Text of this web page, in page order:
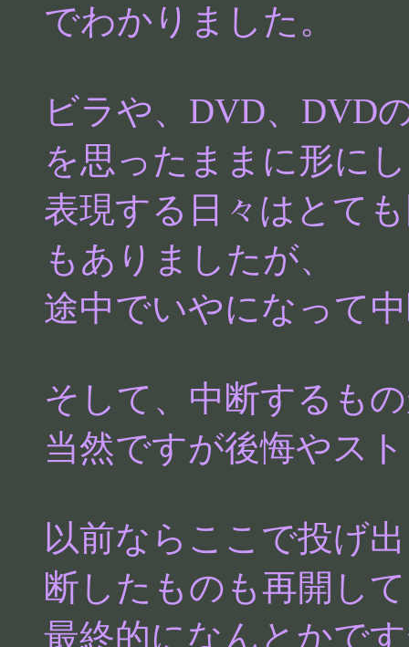
でわかりました。
ビラや、DVD、DVD
を思ったままに形に
表現する日々はとて
もありましたが、
途中でいやになって
そして、中断するも
当然ですが後悔やス
以前ならここで投げ
断したものも再開し
最終的になんとかで